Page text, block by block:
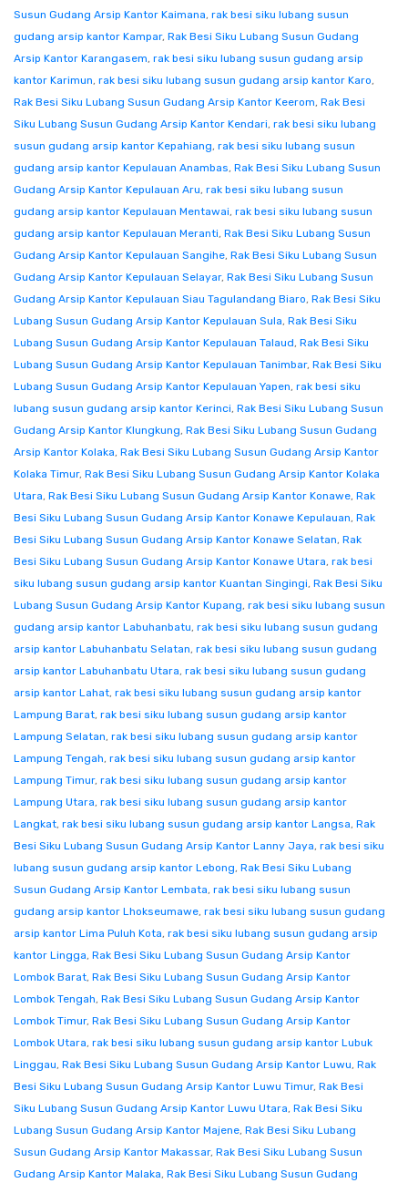
Susun Gudang Arsip Kantor Kaimana, rak besi siku lubang susun
gudang arsip kantor Kampar, Rak Besi Siku Lubang Susun Gudang
Arsip Kantor Karangasem, rak besi siku lubang susun gudang arsip
kantor Karimun, rak besi siku lubang susun gudang arsip kantor Karo,
Rak Besi Siku Lubang Susun Gudang Arsip Kantor Keerom, Rak Besi
Siku Lubang Susun Gudang Arsip Kantor Kendari, rak besi siku lubang
susun gudang arsip kantor Kepahiang, rak besi siku lubang susun
gudang arsip kantor Kepulauan Anambas, Rak Besi Siku Lubang Susun
Gudang Arsip Kantor Kepulauan Aru, rak besi siku lubang susun
gudang arsip kantor Kepulauan Mentawai, rak besi siku lubang susun
gudang arsip kantor Kepulauan Meranti, Rak Besi Siku Lubang Susun
Gudang Arsip Kantor Kepulauan Sangihe, Rak Besi Siku Lubang Susun
Gudang Arsip Kantor Kepulauan Selayar, Rak Besi Siku Lubang Susun
Gudang Arsip Kantor Kepulauan Siau Tagulandang Biaro, Rak Besi Siku
Lubang Susun Gudang Arsip Kantor Kepulauan Sula, Rak Besi Siku
Lubang Susun Gudang Arsip Kantor Kepulauan Talaud, Rak Besi Siku
Lubang Susun Gudang Arsip Kantor Kepulauan Tanimbar, Rak Besi Siku
Lubang Susun Gudang Arsip Kantor Kepulauan Yapen, rak besi siku
lubang susun gudang arsip kantor Kerinci, Rak Besi Siku Lubang Susun
Gudang Arsip Kantor Klungkung, Rak Besi Siku Lubang Susun Gudang
Arsip Kantor Kolaka, Rak Besi Siku Lubang Susun Gudang Arsip Kantor
Kolaka Timur, Rak Besi Siku Lubang Susun Gudang Arsip Kantor Kolaka
Utara, Rak Besi Siku Lubang Susun Gudang Arsip Kantor Konawe, Rak
Besi Siku Lubang Susun Gudang Arsip Kantor Konawe Kepulauan, Rak
Besi Siku Lubang Susun Gudang Arsip Kantor Konawe Selatan, Rak
Besi Siku Lubang Susun Gudang Arsip Kantor Konawe Utara, rak besi
siku lubang susun gudang arsip kantor Kuantan Singingi, Rak Besi Siku
Lubang Susun Gudang Arsip Kantor Kupang, rak besi siku lubang susun
gudang arsip kantor Labuhanbatu, rak besi siku lubang susun gudang
arsip kantor Labuhanbatu Selatan, rak besi siku lubang susun gudang
arsip kantor Labuhanbatu Utara, rak besi siku lubang susun gudang
arsip kantor Lahat, rak besi siku lubang susun gudang arsip kantor
Lampung Barat, rak besi siku lubang susun gudang arsip kantor
Lampung Selatan, rak besi siku lubang susun gudang arsip kantor
Lampung Tengah, rak besi siku lubang susun gudang arsip kantor
Lampung Timur, rak besi siku lubang susun gudang arsip kantor
Lampung Utara, rak besi siku lubang susun gudang arsip kantor
Langkat, rak besi siku lubang susun gudang arsip kantor Langsa, Rak
Besi Siku Lubang Susun Gudang Arsip Kantor Lanny Jaya, rak besi siku
lubang susun gudang arsip kantor Lebong, Rak Besi Siku Lubang
Susun Gudang Arsip Kantor Lembata, rak besi siku lubang susun
gudang arsip kantor Lhokseumawe, rak besi siku lubang susun gudang
arsip kantor Lima Puluh Kota, rak besi siku lubang susun gudang arsip
kantor Lingga, Rak Besi Siku Lubang Susun Gudang Arsip Kantor
Lombok Barat, Rak Besi Siku Lubang Susun Gudang Arsip Kantor
Lombok Tengah, Rak Besi Siku Lubang Susun Gudang Arsip Kantor
Lombok Timur, Rak Besi Siku Lubang Susun Gudang Arsip Kantor
Lombok Utara, rak besi siku lubang susun gudang arsip kantor Lubuk
Linggau, Rak Besi Siku Lubang Susun Gudang Arsip Kantor Luwu, Rak
Besi Siku Lubang Susun Gudang Arsip Kantor Luwu Timur, Rak Besi
Siku Lubang Susun Gudang Arsip Kantor Luwu Utara, Rak Besi Siku
Lubang Susun Gudang Arsip Kantor Majene, Rak Besi Siku Lubang
Susun Gudang Arsip Kantor Makassar, Rak Besi Siku Lubang Susun
Gudang Arsip Kantor Malaka, Rak Besi Siku Lubang Susun Gudang